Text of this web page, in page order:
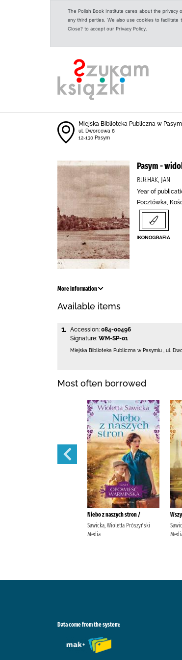
The Polish Book Institute cares about the
any third parties. We also use cookies to
Close? to accept our Privacy Policy.
Miejska Biblioteka Publiczna w
ul. Dworcowa 8
12-130 Pasym
Pasym -
BUŁHAK, JAN
Year of
Pocztówka,
More information
Available items
1. Accession: 084-00496
Signature: WM-SP-01
Miejska Biblioteka Publiczna w Pasymiu ul.
Most often borrowed
Niebo z naszych stron /
Sawicka, Wioletta Prószyński
Media
Data come from the system: